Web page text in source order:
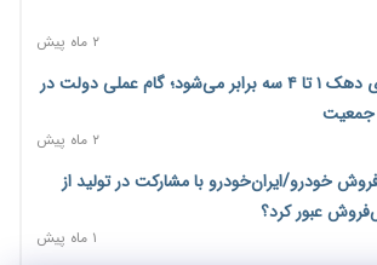
در سایه تورم؛ قدرت خرید یارانه یک‌میلیونی
«روز ملی کارفرما» در تقویم رسمی ایران/«روز ملی
رسمی کشور رسید؟
۲ ماه پیش
یارانه خانواده‌های دهک ۱ تا ۴ سه برابر می‌شود؛ گام عملی دولت در
جمعیت
۲ ماه پیش
فروش خودرو/ایران‌خودرو با مشارکت در تولید از
عبور کرد؟
۱ ماه پیش